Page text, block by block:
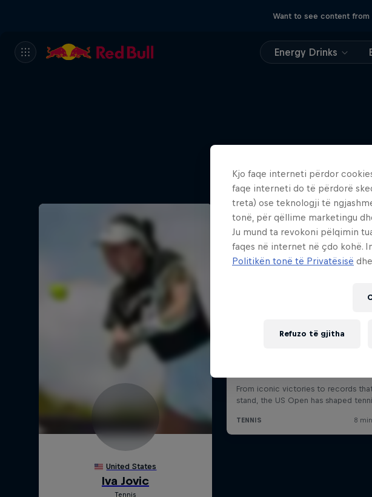
Want to see content
Energy Drinks
Kjo faqe interneti përdor
faqe interneti do të përdorë
treta) ose teknologji të
tonë, për qëllime marketingu
Ju mund ta revokoni pëlqimin
faqes në internet në çdo kohë.
Politikën tonë të Privatësisë
Refuzo të gjitha